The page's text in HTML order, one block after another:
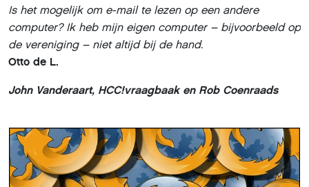
Is het mogelijk om e-mail te lezen op een andere
computer? Ik heb mijn eigen computer – bijvoorbeeld op
de vereniging – niet altijd bij de hand.
Otto de L.
John Vanderaart, HCC!vraagbaak en Rob Coenraads